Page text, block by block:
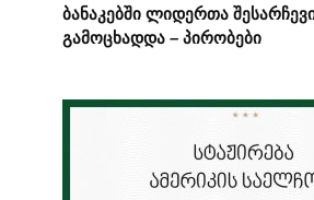
ბანაკებში ლიდერთა
გამოცხადდა – პირობები